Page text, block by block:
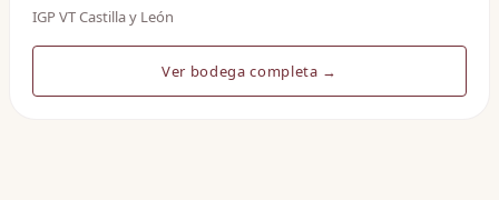
IGP VT Castilla y León
Ver bodega completa →